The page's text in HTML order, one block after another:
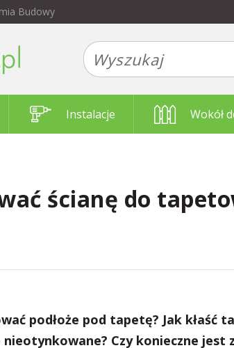
Budowy
Instalacje Wokół
ścianę do
podłoże pod tapetę? Jak kłaść
nieotynkowane? Czy konieczne